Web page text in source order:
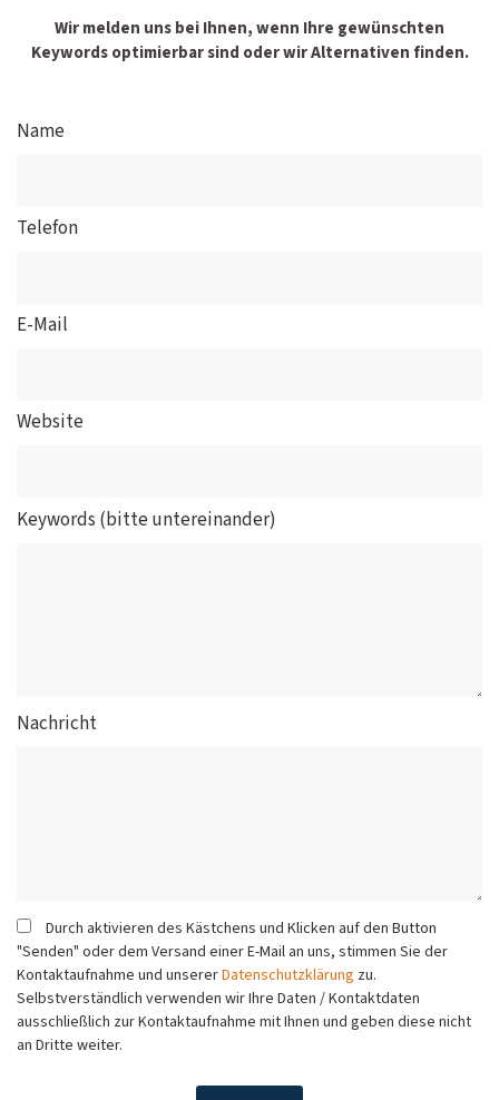
Wir melden uns bei Ihnen, wenn Ihre gewünschten
Keywords optimierbar sind oder wir Alternativen finden.
Name
Telefon
E-Mail
Website
Keywords (bitte untereinander)
Nachricht
Durch aktivieren des Kästchens und Klicken auf den Button
"Senden" oder dem Versand einer E-Mail an uns, stimmen Sie der
Kontaktaufnahme und unsererDatenschutzklärung zu.
Selbstverständlich verwenden wir Ihre Daten / Kontaktdaten
ausschließlich zur Kontaktaufnahme mit Ihnen und geben diese nicht
an Dritte weiter.